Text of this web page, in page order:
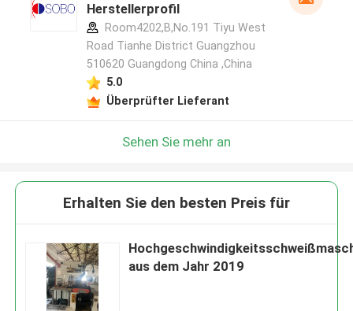
Herstellerprofil
Room4202,B,No.191 Tiyu West
Road Tianhe District Guangzhou
510620 Guangdong China ,China
5.0
Überprüfter Lieferant
Sehen Sie mehr an
Erhalten Sie den besten Preis für
aus dem Jahr 2019